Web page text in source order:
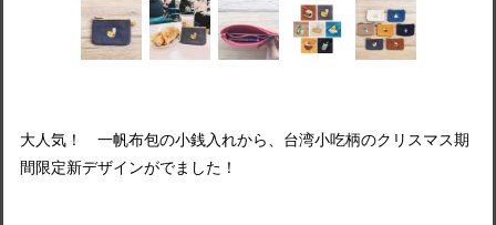
大人気！ 一帆布包の小銭入れから、台湾小吃柄のクリスマス期
間限定新デザインがでました！